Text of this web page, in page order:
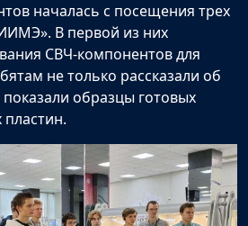
началась с посещения трех
В первой из них
СВЧ-компонентов для
не только рассказали об
образцы готовых